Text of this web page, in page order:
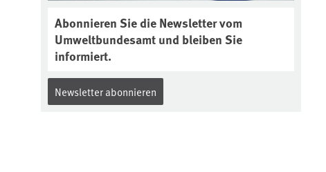
Abonnieren Sie die Newsletter vom
Umweltbundesamt und bleiben Sie
informiert.
Newsletter abonnieren